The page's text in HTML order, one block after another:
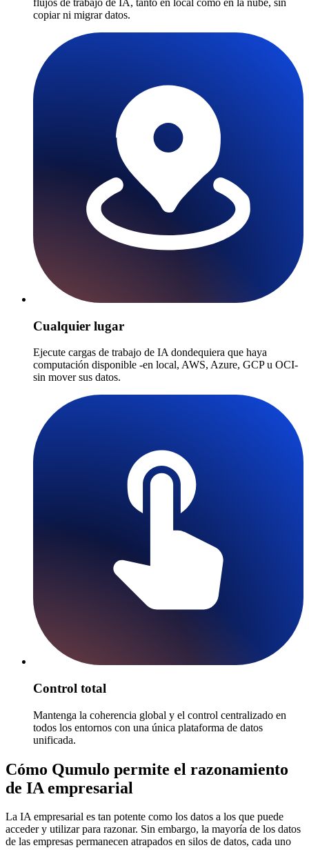
copiar ni migrar datos.
Cualquier lugar
Ejecute cargas de trabajo de IA dondequiera que haya
computación disponible -en local, AWS, Azure, GCP u OCI-
sin mover sus datos.
Control total
Mantenga la coherencia global y el control centralizado en
todos los entornos con una única plataforma de datos
unificada.
Cómo Qumulo permite el razonamiento
de IA empresarial
La IA empresarial es tan potente como los datos a los que puede
acceder y utilizar para razonar. Sin embargo, la mayoría de los datos
de las empresas permanecen atrapados en silos de datos, cada uno